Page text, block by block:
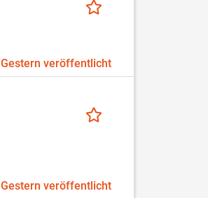
Gestern veröffentlicht
Gestern veröffentlicht